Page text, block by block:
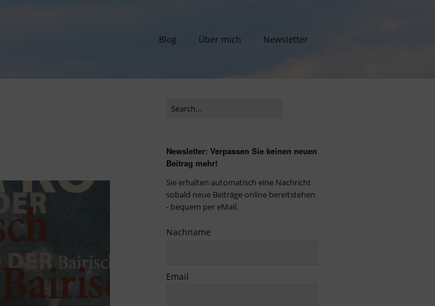
Blog Über mich Newsletter
Newsletter: Verpassen Sie keinen neuen
Beitrag mehr!
Sie erhalten automatisch eine Nachricht
sobald neue Beiträge online bereitstehen
- bequem per eMail.
Nachname
Email